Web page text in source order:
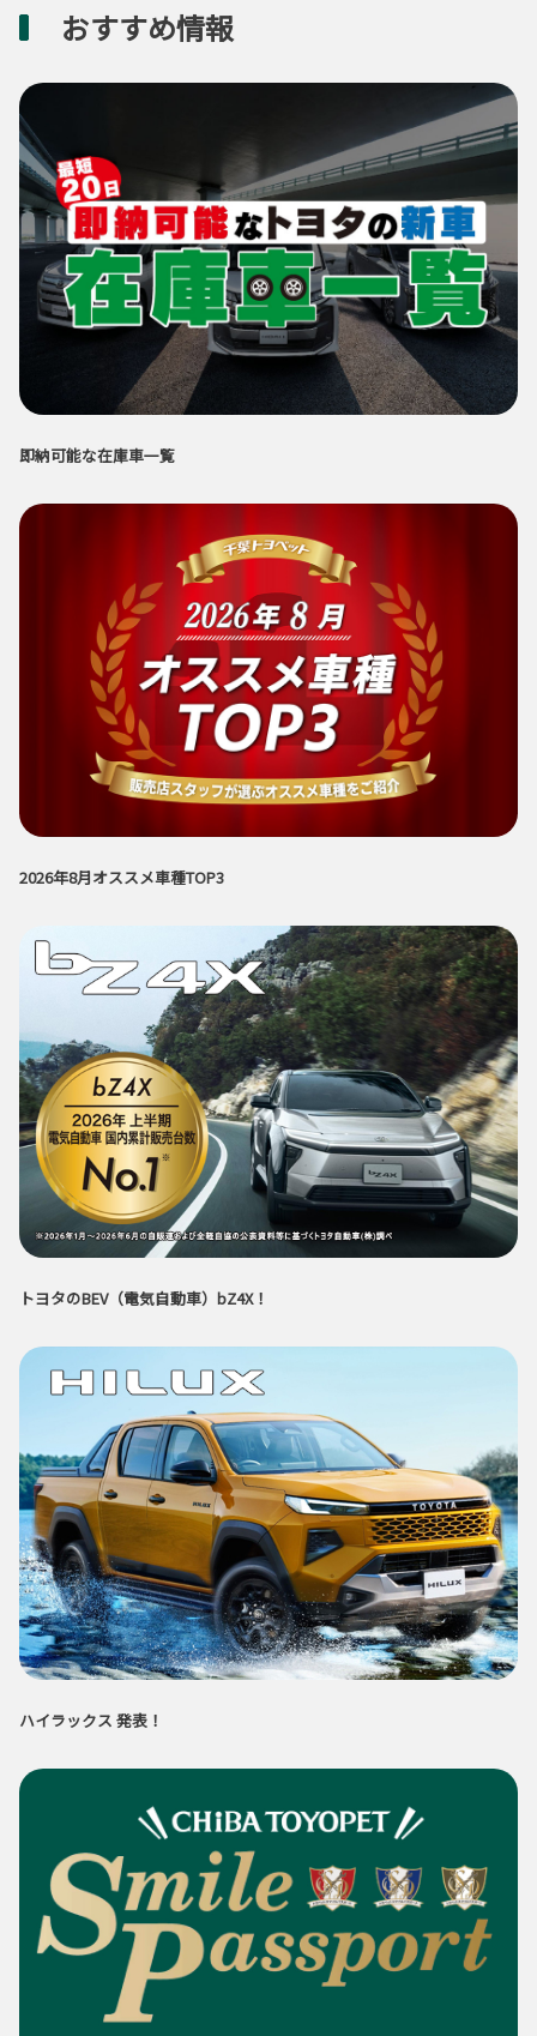
おすすめ情報
即納可能な在庫車一覧
2026年8月オススメ車種TOP3
トヨタのBEV（電気自動車）bZ4X！
ハイラックス 発表！